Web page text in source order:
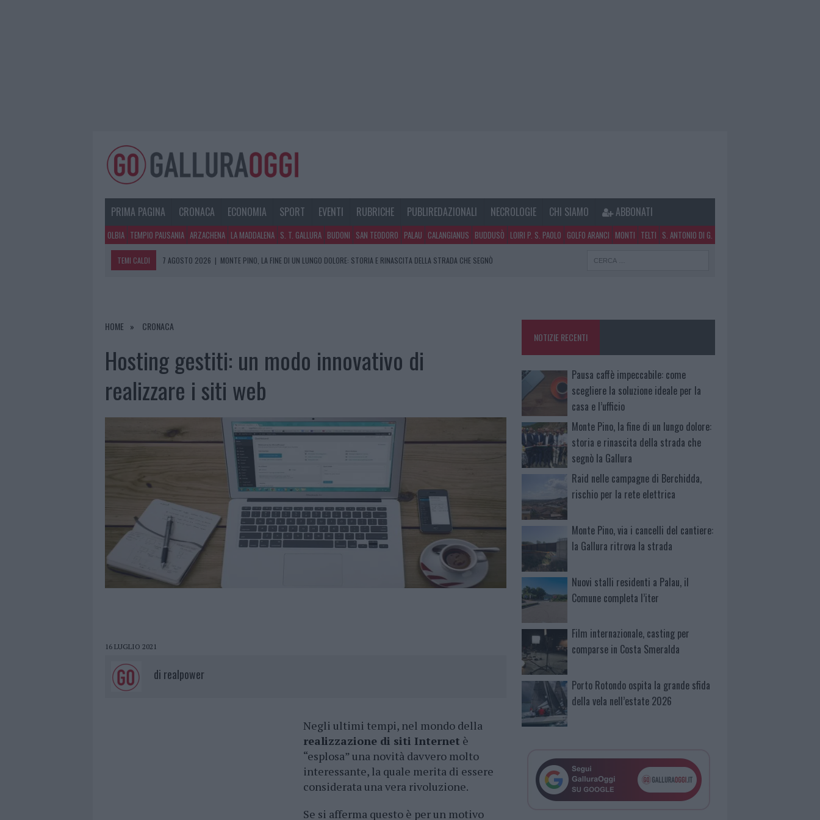
PRIMA PAGINA CRONACA ECONOMIA SPORT EVENTI RUBRICHE PUBLIREDAZIONALI NECROLOGIE CHI SIAMO ABBONATI
OLBIA TEMPIO PAUSANIA ARZACHENA LA MADDALENA S. T. GALLURA BUDONI SAN TEODORO PALAU CALANGIANUS BUDDUSÒ LOIRI P. S. PAOLO GOLFO ARANCI MONTI TELTI S. ANTONIO DI G.
TEMI CALDI 7 AGOSTO 2026 | MONTE PINO, LA FINE DI UN LUNGO DOLORE: STORIA E RINASCITA DELLA STRADA CHE SEGNÒ
7 AGOSTO 2026
|
7 AGOSTO 2026
PAUSA CAFFÈ IMPECCABILE: COME SCEGLIERE LA SOLUZIONE IDEALE PER LA CASA E L’UFFICIO
HOME CRONACA
Hosting gestiti: un modo innovativo di
realizzare i siti web
16 LUGLIO 2021
di realpower
Negli ultimi tempi, nel mondo della
realizzazione di siti Internet è
“esplosa” una novità davvero molto
interessante, la quale merita di essere
considerata una vera rivoluzione.
Se si afferma questo è per un motivo
NOTIZIE RECENTI
Pausa caffè impeccabile: come
scegliere la soluzione ideale per la
casa e l’ufficio
Monte Pino, la fine di un lungo dolore:
storia e rinascita della strada che
segnò la Gallura
Raid nelle campagne di Berchidda,
rischio per la rete elettrica
Monte Pino, via i cancelli del cantiere:
la Gallura ritrova la strada
Nuovi stalli residenti a Palau, il
Comune completa l’iter
Film internazionale, casting per
comparse in Costa Smeralda
Porto Rotondo ospita la grande sfida
della vela nell’estate 2026